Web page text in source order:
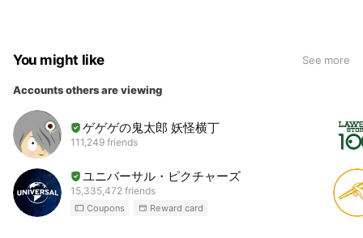
You might like See more
Accounts others are viewing
ゲゲゲの鬼太郎 妖怪横丁
111,249 friends
ユニバーサル・ピクチャーズ
15,335,472 friends
Coupons Reward card